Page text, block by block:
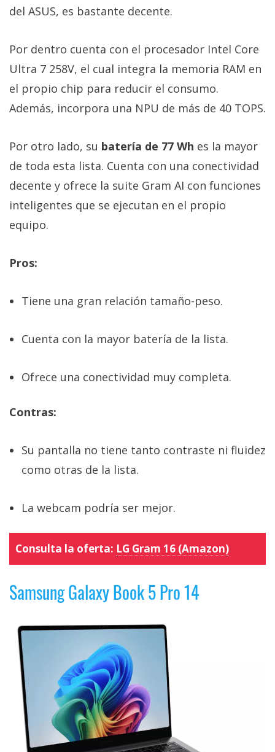
del ASUS, es bastante decente.
Por dentro cuenta con el procesador Intel Core
Ultra 7 258V, el cual integra la memoria RAM en
el propio chip para reducir el consumo.
Además, incorpora una NPU de más de 40 TOPS.
Por otro lado, su batería de 77 Wh es la mayor
de toda esta lista. Cuenta con una conectividad
decente y ofrece la suite Gram AI con funciones
inteligentes que se ejecutan en el propio
equipo.
Pros:
Tiene una gran relación tamaño-peso.
Cuenta con la mayor batería de la lista.
Ofrece una conectividad muy completa.
Contras:
Su pantalla no tiene tanto contraste ni fluidez
como otras de la lista.
La webcam podría ser mejor.
Consulta la oferta: LG Gram 16 (Amazon)
Samsung Galaxy Book 5 Pro 14